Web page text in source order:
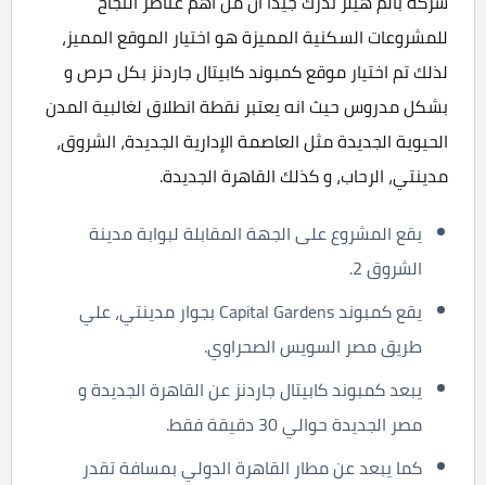
للمشروعات السكنية المميزة هو اختيار الموقع المميز،
لذلك تم اختيار موقع كمبوند كابيتال جاردنز بكل حرص و
بشكل مدروس حيث انه يعتبر نقطة انطلاق لغالبية المدن
الحيوية الجديدة مثل العاصمة الإدارية الجديدة، الشروق،
مدينتي، الرحاب، و كذلك القاهرة الجديدة.
يقع المشروع على الجهة المقابلة لبوابة مدينة
الشروق 2.
يقع كمبوند Capital Gardens بجوار مدينتي، علي
طريق مصر السويس الصحراوي.
يبعد كمبوند كابيتال جاردنز عن القاهرة الجديدة و
مصر الجديدة حوالي 30 دقيقة فقط.
كما يبعد عن مطار القاهرة الدولي بمسافة تقدر